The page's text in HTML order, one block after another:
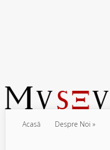
Acasă Despre Noi